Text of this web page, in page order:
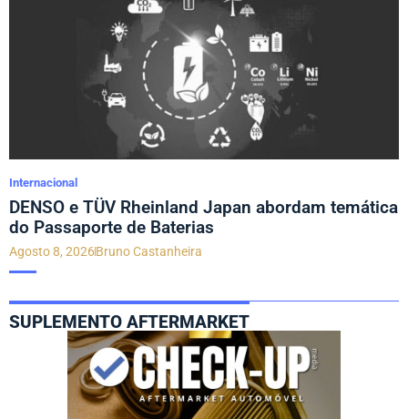
Internacional
DENSO e TÜV Rheinland Japan abordam temática
do Passaporte de Baterias
Agosto 8, 2026Bruno Castanheira
SUPLEMENTO AFTERMARKET